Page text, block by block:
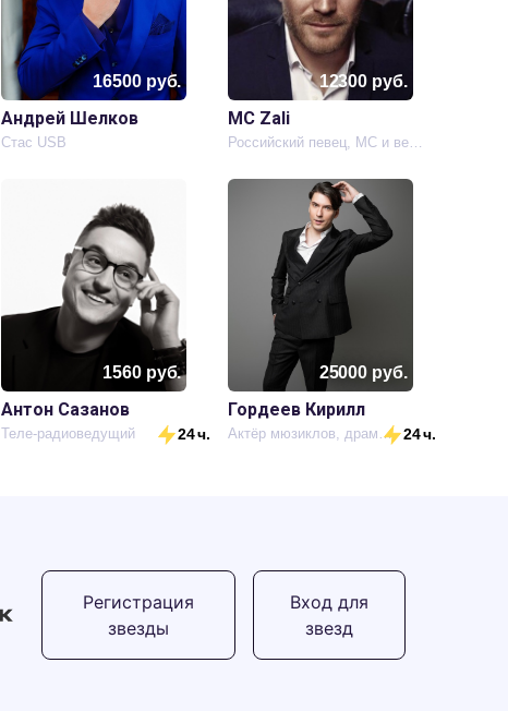
16500руб.
Андрей Шелков
Стас USB
12300 руб.
MC Zali
Российский певец, MC и ведущий мероприятий
1560руб.
Антон Сазанов
Теле-радиоведущий 24 ч.
25000 руб.
Гордеев Кирилл
Актёр мюзиклов, драмы, певец 24 ч.
Регистрация
звезды
Вход для
звезд